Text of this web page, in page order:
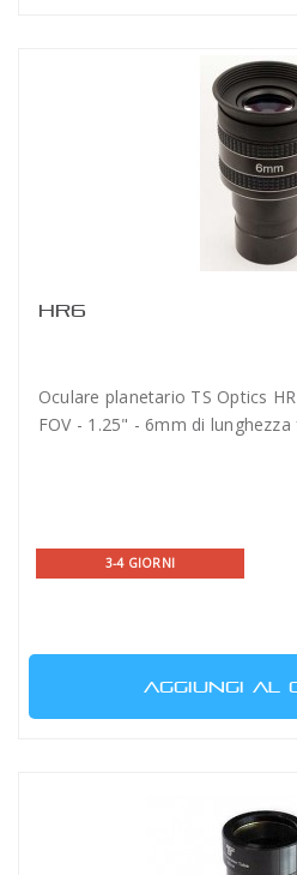
HR6
Oculare planetario TS Optics
FOV - 1.25" - 6mm di lunghezza
3-4 GIORNI
AGGIUNGI AL